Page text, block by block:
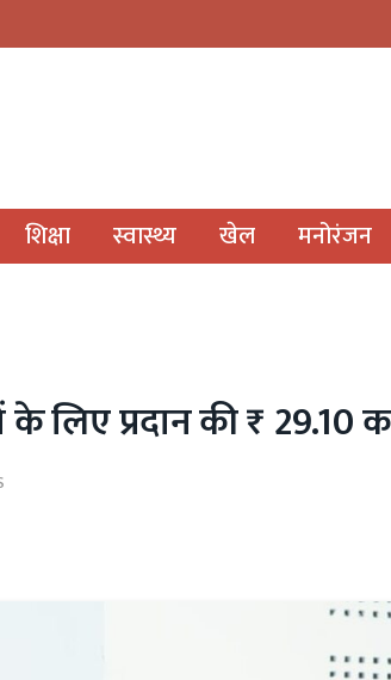
शिक्षा स्वास्थ्य खेल मनोरंजन
लिए प्रदान की ₹ 29.10